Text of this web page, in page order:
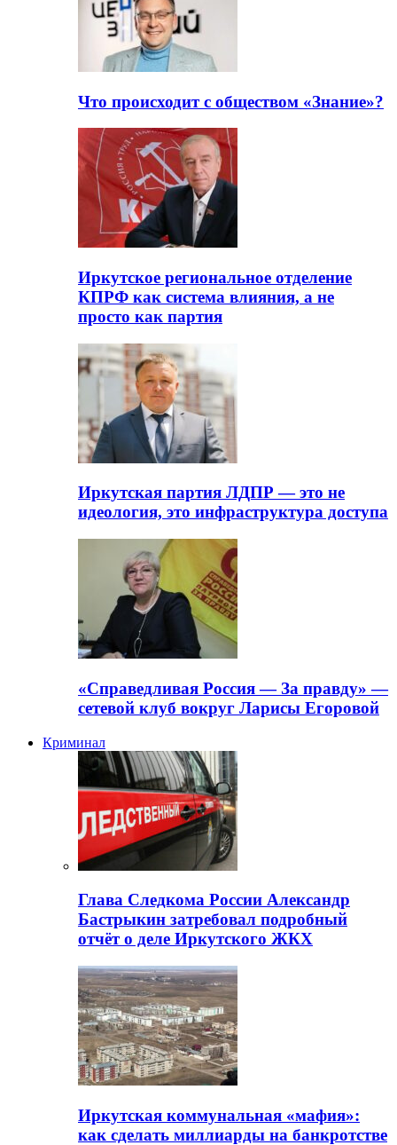
Что происходит с обществом «Знание»?
Иркутское региональное отделение
КПРФ как система влияния, а не
просто как партия
Иркутская партия ЛДПР — это не
идеология, это инфраструктура доступа
«Справедливая Россия — За правду» —
сетевой клуб вокруг Ларисы Егоровой
Криминал
Глава Следкома России Александр
Бастрыкин затребовал подробный
отчёт о деле Иркутского ЖКХ
Иркутская коммунальная «мафия»:
как сделать миллиарды на банкротстве